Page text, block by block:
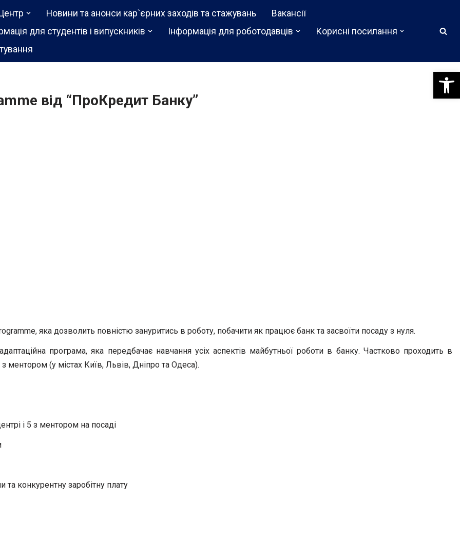
Новини та анонси кар`єрних заходів та стажувань
Вакансії
для студентів і випускників
Інформація для роботодавців
Корисні посилання
від “ПроКредит Банку”
яка дозволить повністю зануритись в роботу, побачити як працює банк та засвоїти посаду з нуля.
програма, яка передбачає навчання усіх аспектів майбутньої роботи в банку. Частково проходить в
ментором (у містах Київ, Львів, Дніпро та Одеса).
і 5 з ментором на посаді
конкурентну заробітну плату